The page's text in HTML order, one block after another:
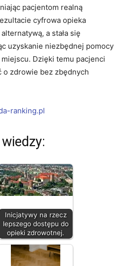
pacjentom realną
cyfrowa opieka
a stała się
uzyskanie niezbędnej pomocy
Dzięki temu pacjenci
o zdrowie bez zbędnych
ranking.pl
Inicjatywy na rzecz
lepszego dostępu do
opieki zdrowotnej.